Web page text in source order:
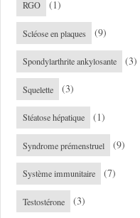
RGO (1)
Scléose en plaques (9)
Spondylarthrite ankylosante (3)
Squelette (3)
Stéatose hépatique (1)
Syndrome prémenstruel (9)
Système immunitaire (7)
Testostérone (3)